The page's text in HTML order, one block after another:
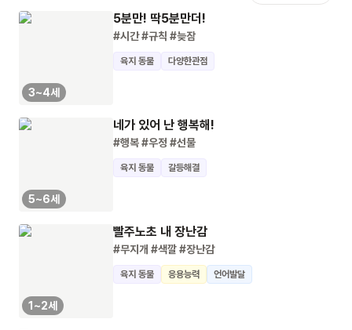
3~4세
5분만! 딱5분만더!
#시간#규칙 #늦잠
육지 동물 다양한관점
5~6세
네가 있어 난 행복해!
#행복#우정 #선물
육지 동물 갈등해결
1~2세
빨주노초 내 장난감
#무지개 #색깔#장난감
육지 동물 응용능력 언어발달